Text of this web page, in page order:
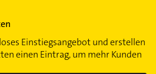
Einstiegsangebot und erstellen
einen Eintrag, um mehr Kunden